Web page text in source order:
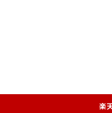
楽